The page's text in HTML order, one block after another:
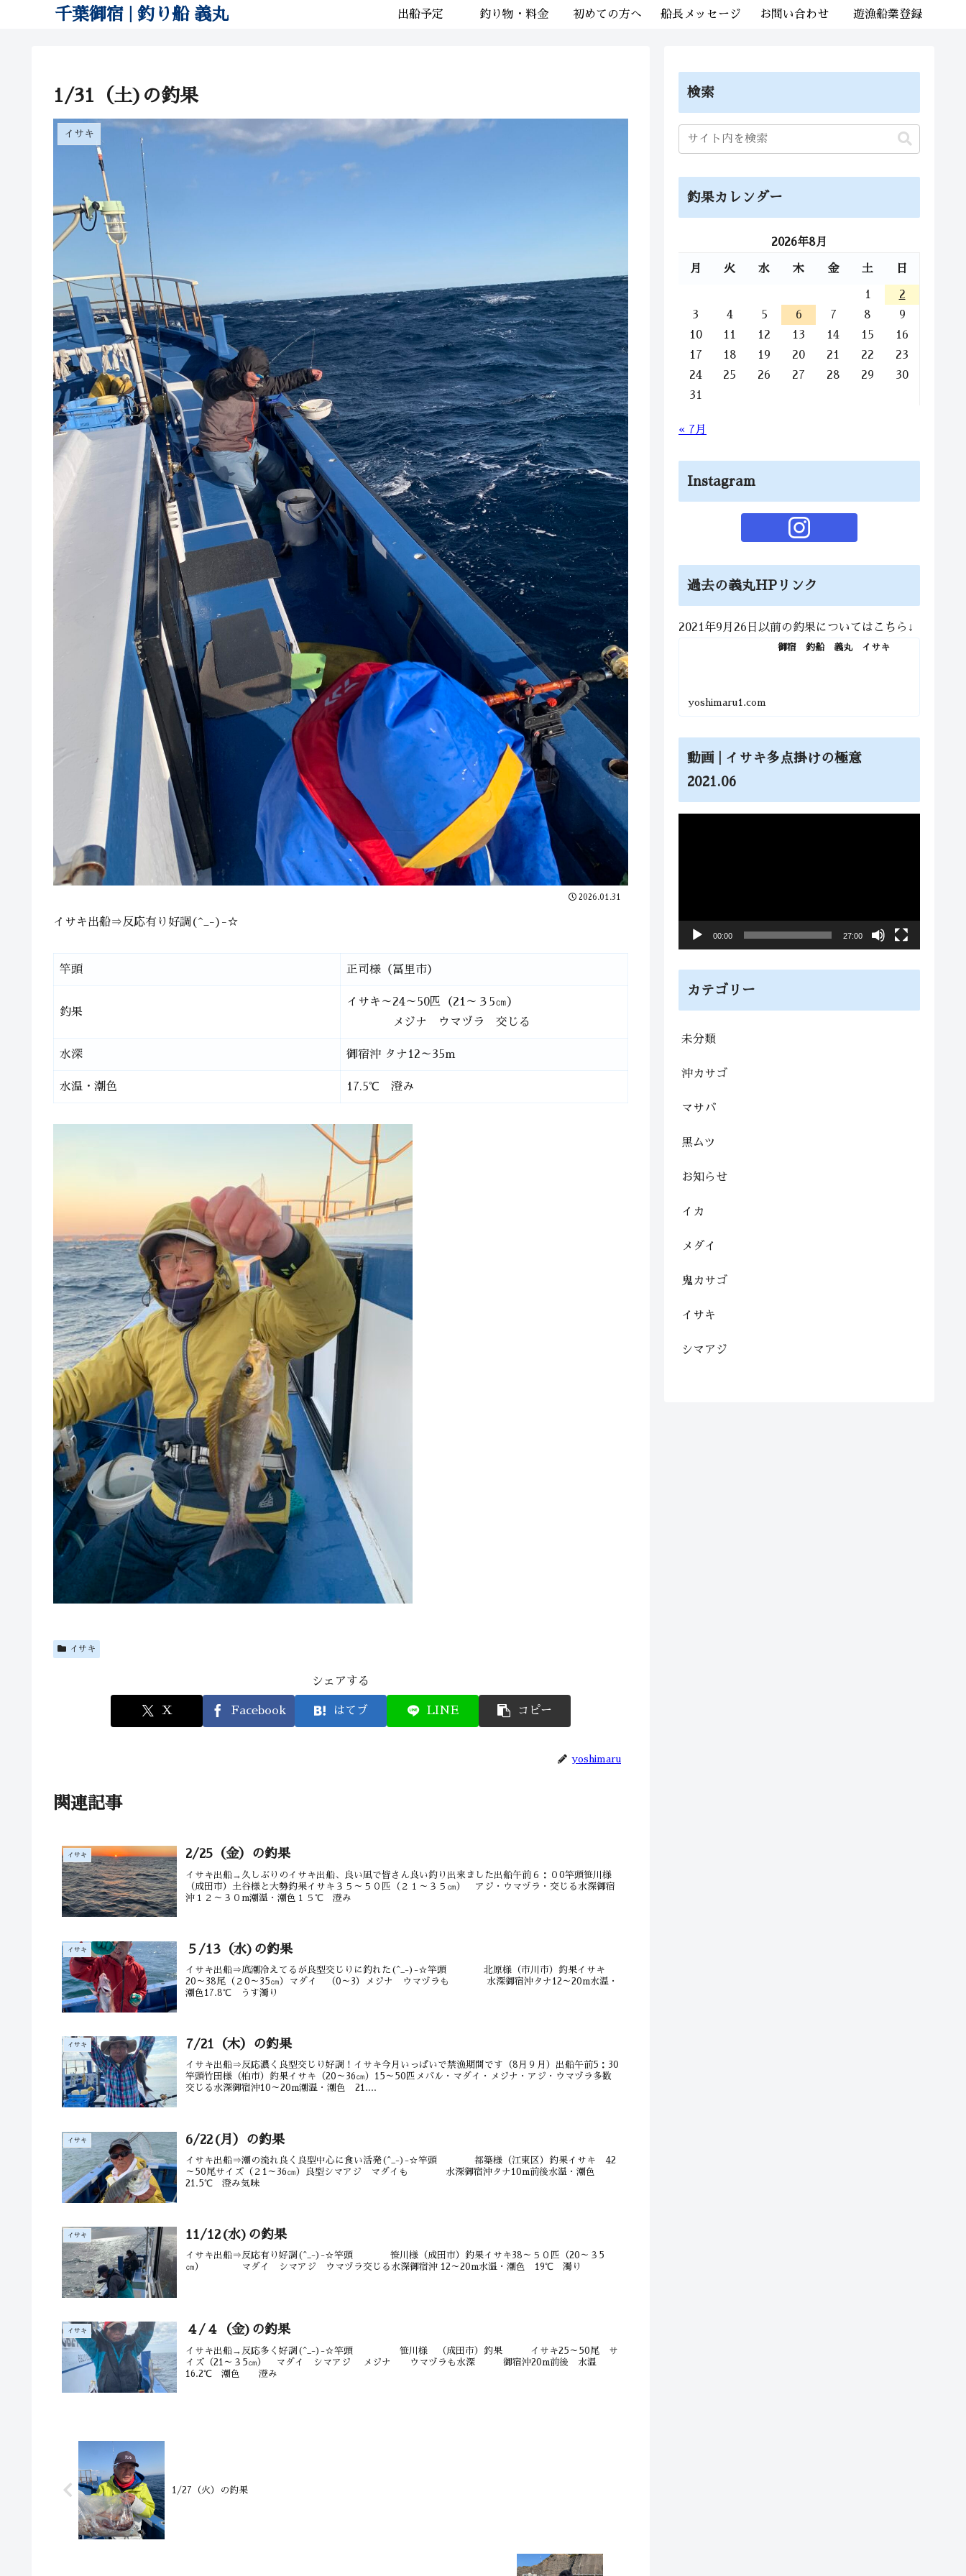
千葉御宿 | 釣り船 義丸 出船予定 釣り物・料金 初めての方へ 船長メッセージ お問い合わせ 遊漁船業登録
1/31（土)の釣果
イサキ
2026.01.31
イサキ出船⇒反応有り好調(^_-)-☆
竿頭 正司様（冨里市）
釣果
イサキ～24～50匹（21～３5㎝）
メジナ ウマヅラ 交じる
水深 御宿沖 タナ12～35m
水温・潮色 17.5℃ 澄み
イサキ
シェアする
X Facebook はてブ LINE コピー
yoshimaru
関連記事
イサキ 2/25（金）の釣果
イサキ出船→久しぶりのイサキ出船、良い凪で皆さん良い釣り出来ました出船午前６：０0竿頭笹川様
（成田市）土谷様と大勢釣果イサキ３５～５０匹（２１～３５㎝） アジ・ウマヅラ・交じる水深御宿
沖１２～３０m潮温・潮色１５℃ 澄み
イサキ ５/13（水)の釣果
イサキ出船⇒底潮冷えてるが良型交じりに釣れた(^_-)-☆竿頭 北原様（市川市）釣果イサキ
20～38尾（２0～35㎝）マダイ （0～3）メジナ ウマヅラも 水深御宿沖タナ12～20m水温・
潮色17.8℃ うす濁り
イサキ 7/21（木）の釣果
イサキ出船⇒反応濃く良型交じり好調！イサキ今月いっぱいで禁漁期間です（8月９月）出船午前5：30
竿頭竹田様（柏市）釣果イサキ（20～36㎝）15～50匹メバル・マダイ・メジナ・アジ・ウマヅラ多数
交じる水深御宿沖10～20m潮温・潮色 21....
イサキ 6/22(月）の釣果
イサキ出船⇒潮の流れ良く良型中心に食い活発(^_-)-☆竿頭 都築様（江東区）釣果イサキ 42
～50尾サイズ（２1～36㎝）良型シマアジ マダイも 水深御宿沖タナ10m前後水温・潮色
21.5℃ 澄み気味
イサキ 11/12(水)の釣果
イサキ出船⇒反応有り好調(^_-)-☆竿頭 笹川様（成田市）釣果イサキ38～５０匹（20～３5
㎝） マダイ シマアジ ウマヅラ交じる水深御宿沖 12～20m水温・潮色 19℃ 濁り
イサキ ４/４（金)の釣果
イサキ出船→反応多く好調(^_-)-☆竿頭 笹川様 （成田市）釣果 イサキ25～50尾 サ
イズ（21～３5㎝） マダイ シマアジ メジナ ウマヅラも水深 御宿沖20m前後 水温
16.2℃ 潮色 澄み
1/27（火）の釣果
検索
釣果カレンダー
2026年8月
月 火 水 木 金 土 日
1
2
3
4 5 6 7 8
9
10
11 12 13 14 15
16
17
18 19 20 21 22
23
24
25 26 27 28 29
30
31
« 7月
Instagram
過去の義丸HPリンク
2021年9月26日以前の釣果についてはこちら↓
御宿 釣船 義丸 イサキ
yoshimaru1.com
動画 | イサキ多点掛けの極意
2021.06
ヤ
00:00 27:00
カテゴリー
未分類
沖カサゴ
マサバ
黒ムツ
お知らせ
イカ
メダイ
鬼カサゴ
イサキ
シマアジ